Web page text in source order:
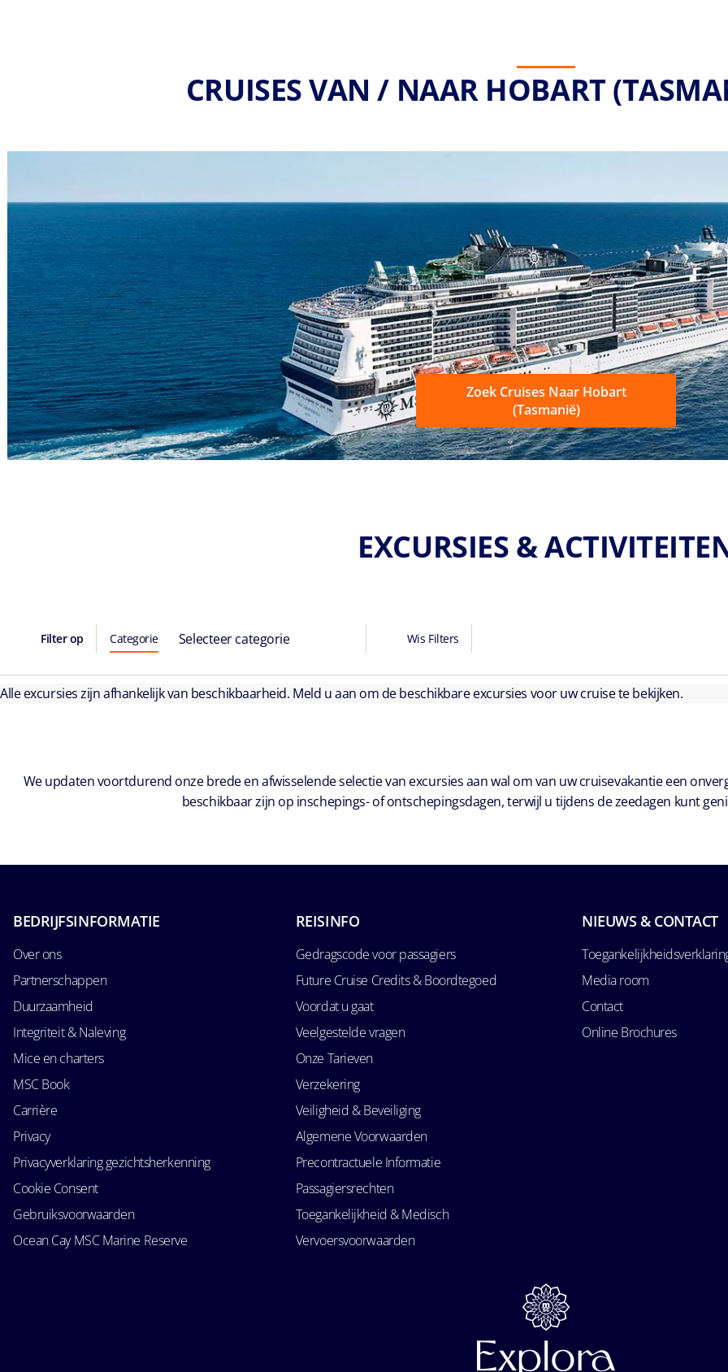
CRUISES VAN / NAAR HOBART
Zoek Cruises Naar Hobart
(Tasmanië)
EXCURSIES &
Filter op Categorie Selecteer categorie Wis Filters
Alle excursies zijn afhankelijk van beschikbaarheid. Meld u aan om de beschikbare excursies voor uw cruise te bekijken.
We updaten voortdurend onze brede en afwisselende selectie van excursies aan wal om van uw cruisevakantie een
beschikbaar zijn op inschepings- of ontschepingsdagen, terwijl u tijdens de zeedagen kunt
BEDRIJFSINFORMATIE
Over ons
Partnerschappen
Duurzaamheid
Integriteit & Naleving
Mice en charters
MSC Book
Carrière
Privacy
Privacyverklaring gezichtsherkenning
Cookie Consent
Gebruiksvoorwaarden
Ocean Cay MSC Marine Reserve
REISINFO
Gedragscode voor passagiers
Future Cruise Credits & Boordtegoed
Voordat u gaat
Veelgestelde vragen
Onze Tarieven
Verzekering
Veiligheid & Beveiliging
Algemene Voorwaarden
Precontractuele Informatie
Passagiersrechten
Toegankelijkheid & Medisch
Vervoersvoorwaarden
NIEUWS & CONTACT
Media room
Contact
Online Brochures